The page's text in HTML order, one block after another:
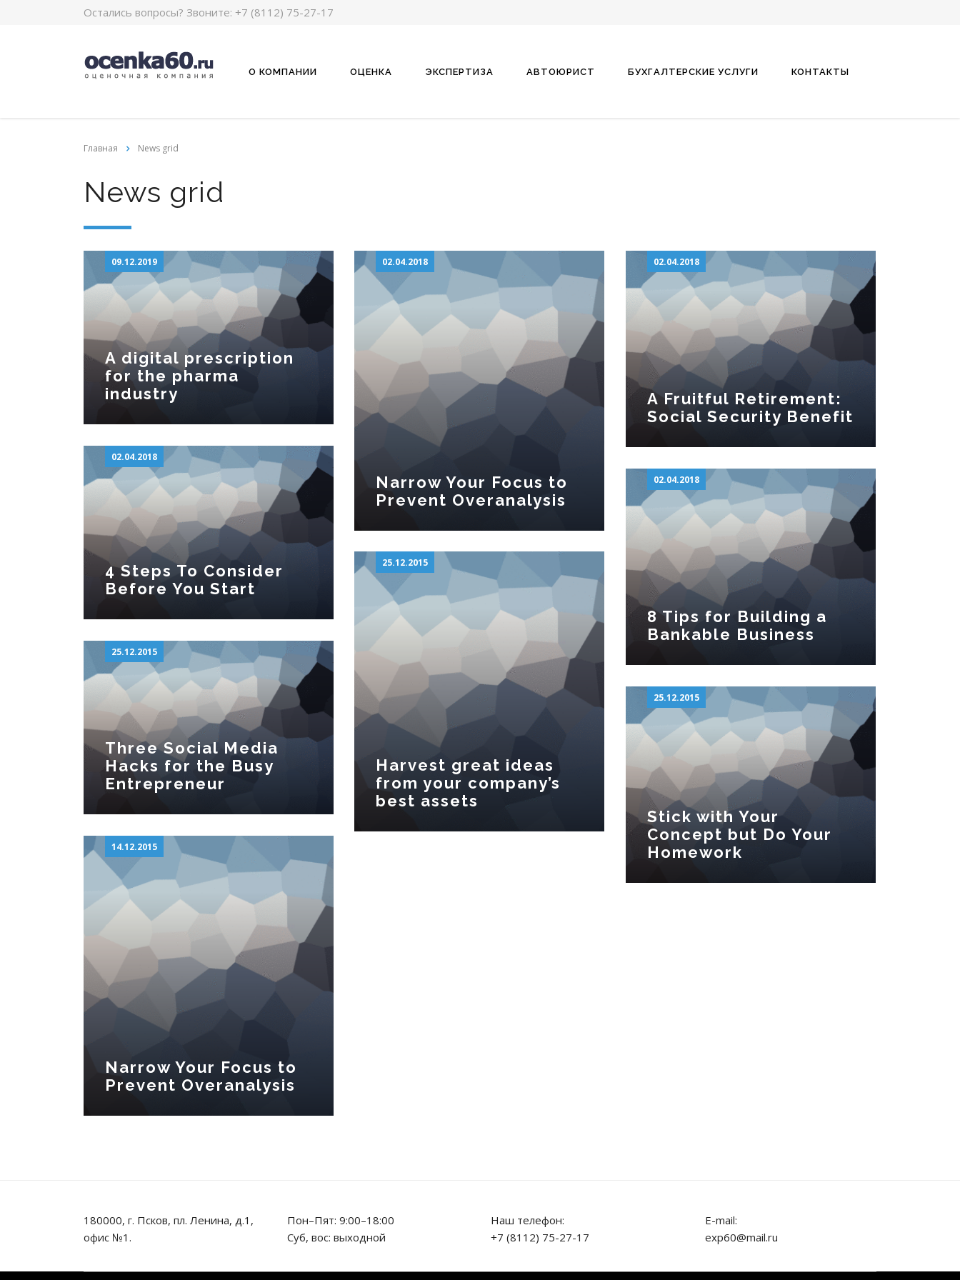
Остались вопросы? Звоните: +7 (8112) 75-27-17
О КОМПАНИИ ОЦЕНКА ЭКСПЕРТИЗА АВТОЮРИСТ БУХГАЛТЕРСКИЕ УСЛУГИ КОНТАКТЫ
Главная News grid
News grid
09.12.2019
A digital prescription
for the pharma
industry
02.04.2018
Narrow Your Focus to
Prevent Overanalysis
02.04.2018
A Fruitful Retirement:
Social Security Benefit
02.04.2018
4 Steps To Consider
Before You Start
02.04.2018
8 Tips for Building a
Bankable Business
25.12.2015
Harvest great ideas
from your company’s
best assets
25.12.2015
Three Social Media
Hacks for the Busy
Entrepreneur
25.12.2015
Stick with Your
Concept but Do Your
Homework
14.12.2015
Narrow Your Focus to
Prevent Overanalysis
180000, г. Псков, пл. Ленина, д.1,
офис №1.
Пон–Пят: 9:00–18:00
Суб, вос: выходной
Наш телефон:
+7 (8112) 75-27-17
E-mail:
exp60@mail.ru